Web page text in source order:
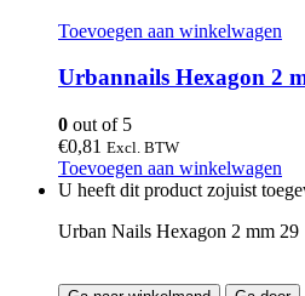
Toevoegen aan winkelwagen
Urbannails Hexagon 2
0 out of 5
€0,81 Excl. BTW
Toevoegen aan winkelwagen
U heeft dit product zojuist
Urban Nails Hexagon 2 mm 29